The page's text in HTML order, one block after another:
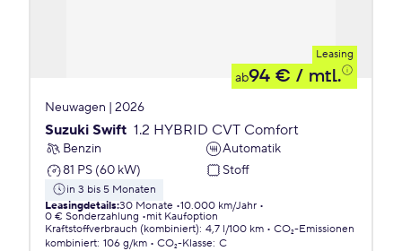
Leasing
ab94 € / mtl.
Neuwagen | 2026
Suzuki Swift 1.2 HYBRID CVT Comfort
Benzin
Automatik
81 PS (60 kW)
Stoff
in 3 bis 5 Monaten
Leasingdetails:30 Monate 10.000 km/Jahr
0 € Sonderzahlung
mit Kaufoption
Kraftstoffverbrauch (kombiniert): 4,7 l/100 km
CO₂-Emissionen
kombiniert: 106 g/km CO₂-Klasse: C